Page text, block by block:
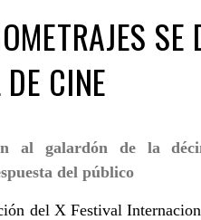
CINE
al galardón de la
del público
del X Festival